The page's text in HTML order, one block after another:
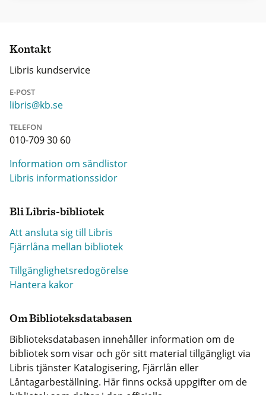
Kontakt
Libris kundservice
E-POST
libris@kb.se
TELEFON
010-709 30 60
Information om sändlistor
Libris informationssidor
Bli Libris-bibliotek
Att ansluta sig till Libris
Fjärrlåna mellan bibliotek
Tillgänglighetsredogörelse
Hantera kakor
Om Biblioteksdatabasen
Biblioteksdatabasen innehåller information om de
bibliotek som visar och gör sitt material tillgängligt via
Libris tjänster Katalogisering, Fjärrlån eller
Låntagarbeställning. Här finns också uppgifter om de